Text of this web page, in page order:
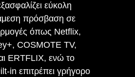
εύκολη
πρόσβαση σε
όπως Netflix,
COSMOTE TV,
ERTFLIX, ενώ το
in επιτρέπει γρήγορο